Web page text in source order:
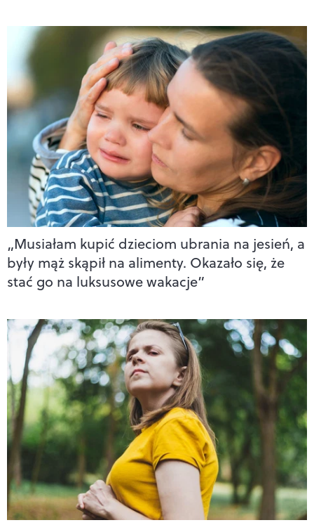
„Musiałam kupić dzieciom ubrania na jesień, a
były mąż skąpił na alimenty. Okazało się, że
stać go na luksusowe wakacje”